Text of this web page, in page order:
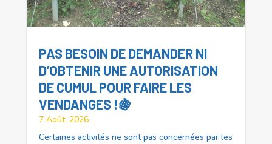
PAS BESOIN DE DEMANDER NI
D’OBTENIR UNE AUTORISATION
DE CUMUL POUR FAIRE LES
VENDANGES !🍇
7 Août, 2026
Certaines activités ne sont pas concernées par les